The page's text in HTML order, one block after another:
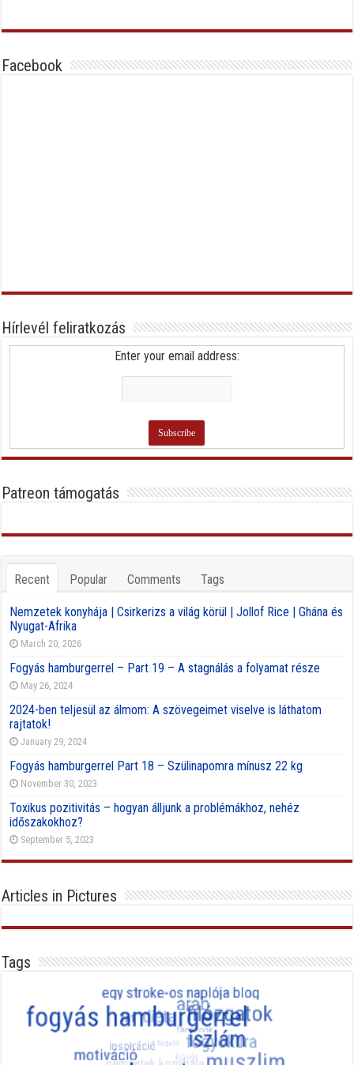
Facebook
Hírlevél feliratkozás
Enter your email address:
Patreon támogatás
Recent Popular Comments Tags
Nemzetek konyhája | Csirkerizs a világ körül | Jollof Rice | Ghána és
Nyugat-Afrika
March 20, 2026
Fogyás hamburgerrel – Part 19 – A stagnálás a folyamat része
May 26, 2024
2024-ben teljesül az álmom: A szövegeimet viselve is láthatom
rajtatok!
January 29, 2024
Fogyás hamburgerrel Part 18 – Szülinapomra mínusz 22 kg
November 30, 2023
Toxikus pozitivitás – hogyan álljunk a problémákhoz, nehéz
időszakokhoz?
September 5, 2023
Articles in Pictures
Tags